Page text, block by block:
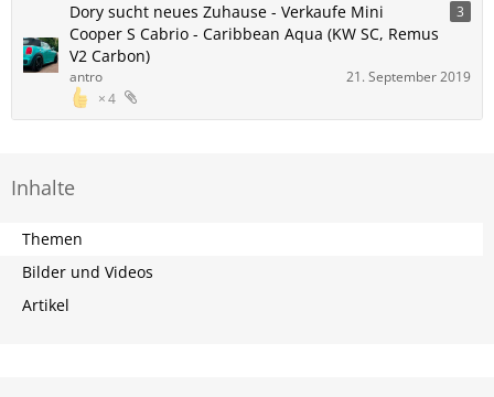
Dory sucht neues Zuhause - Verkaufe Mini
Cooper S Cabrio - Caribbean Aqua (KW SC, Remus
V2 Carbon)
3
4
antro 21. September 2019
Inhalte
Themen
Bilder und Videos
Artikel